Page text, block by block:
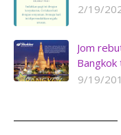
2/19/
Jom
9/19/